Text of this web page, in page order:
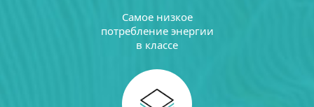
Самое низкое
потребление энергии
в классе